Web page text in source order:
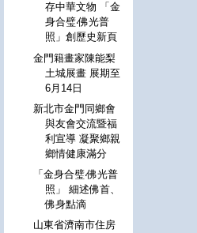
存中華文物 「金
身合璧‧佛光普
照」創歷史新頁
金門籍畫家陳能梨
土城展畫 展期至
6月14日
新北市金門同鄉會
與友會交流暨福
利宣導 凝聚鄉親
鄉情健康滿分
「金身合璧‧佛光普
照」 細述佛首、
佛身點滴
山東省濟南市住房